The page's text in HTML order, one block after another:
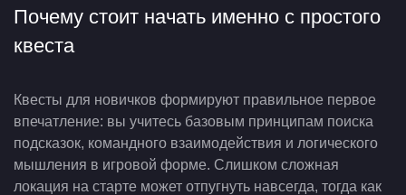
Почему стоит начать именно с простого
квеста
Квесты для новичков формируют правильное первое
впечатление: вы учитесь базовым принципам поиска
подсказок, командного взаимодействия и логического
мышления в игровой форме. Слишком сложная
локация на старте может отпугнуть навсегда, тогда как